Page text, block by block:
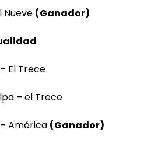
Nueve (Ganador)
El Trece
– el Trece
América (Ganador)